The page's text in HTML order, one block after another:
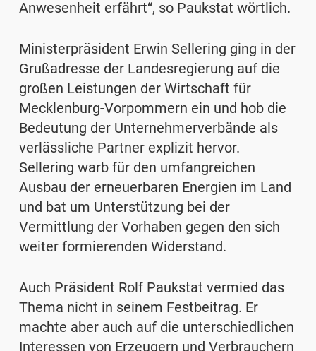
Anwesenheit erfährt“, so Paukstat wörtlich.
Ministerpräsident Erwin Sellering ging in der
Grußadresse der Landesregierung auf die
großen Leistungen der Wirtschaft für
Mecklenburg-Vorpommern ein und hob die
Bedeutung der Unternehmerverbände als
verlässliche Partner explizit hervor.
Sellering warb für den umfangreichen
Ausbau der erneuerbaren Energien im Land
und bat um Unterstützung bei der
Vermittlung der Vorhaben gegen den sich
weiter formierenden Widerstand.
Auch Präsident Rolf Paukstat vermied das
Thema nicht in seinem Festbeitrag. Er
machte aber auch auf die unterschiedlichen
Interessen von Erzeugern und Verbrauchern